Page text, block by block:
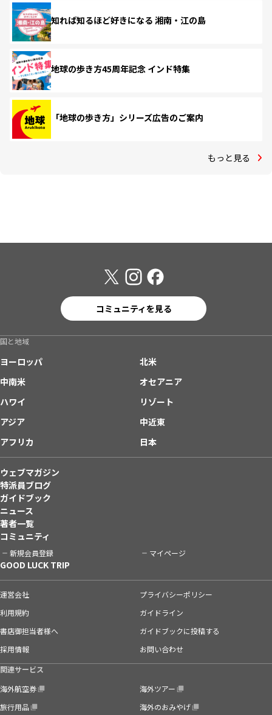
知れば知るほど好きになる 湘南・江の島
地球の歩き方45周年記念 インド特集
「地球の歩き方」シリーズ広告のご案内
もっと見る
コミュニティを見る
国と地域
ヨーロッパ
北米
中南米
オセアニア
ハワイ
リゾート
アジア
中近東
アフリカ
日本
ウェブマガジン
特派員ブログ
ガイドブック
ニュース
著者一覧
コミュニティ
新規会員登録 マイページ
GOOD LUCK TRIP
運営会社
プライバシーポリシー
利用規約
ガイドライン
書店御担当者様へ
ガイドブックに投稿する
採用情報
お問い合わせ
関連サービス
海外航空券
海外ツアー
旅行用品
海外のおみやげ